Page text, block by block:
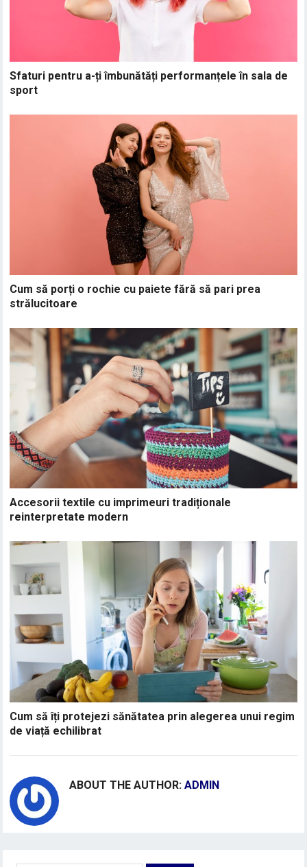
Sfaturi pentru a-ți îmbunătăți performanțele în sala de
sport
Cum să porți o rochie cu paiete fără să pari prea
strălucitoare
Accesorii textile cu imprimeuri tradiționale
reinterpretate modern
Cum să îți protejezi sănătatea prin alegerea unui regim
de viață echilibrat
ABOUT THE AUTHOR:ADMIN